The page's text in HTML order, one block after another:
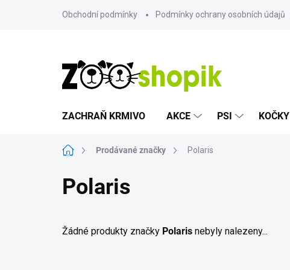
Obchodní podmínky Podmínky ochrany osobních údajů
ZACHRAŇ KRMIVO AKCE PSI KOČKY
Domů Prodávané značky Polaris
Polaris
Žádné produkty značky Polaris nebyly nalezeny...